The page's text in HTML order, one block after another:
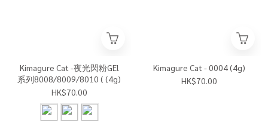
Kimagure Cat -夜光閃粉GEl
系列8008/8009/8010 ( (4g)
HK$70.00
Kimagure Cat - 0004 (4g)
HK$70.00